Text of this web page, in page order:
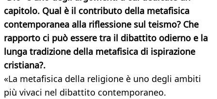
capitolo. Qual è il contributo della metafisica
contemporanea alla riflessione sul teismo? Che
rapporto ci può essere tra il dibattito odierno e la
lunga tradizione della metafisica di ispirazione
cristiana?.
«La metafisica della religione è uno degli ambiti
più vivaci nel dibattito contemporaneo.